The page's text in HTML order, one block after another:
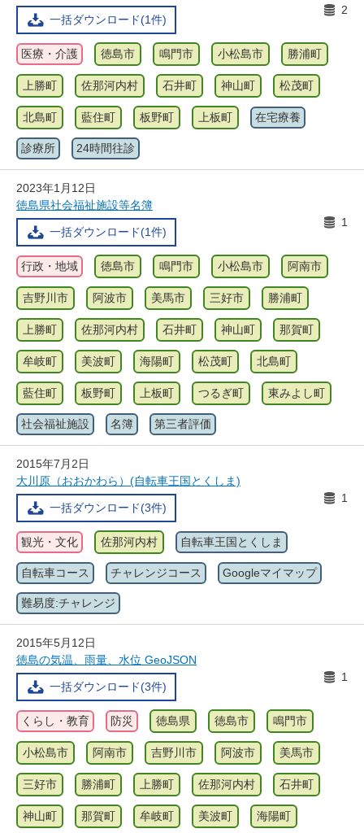
一括ダウンロード(1件)
2
医療・介護 徳島市 鳴門市 小松島市 勝浦町
上勝町 佐那河内村 石井町 神山町 松茂町
北島町 藍住町 板野町 上板町 在宅療養
診療所 24時間往診
2023年1月12日
徳島県社会福祉施設等名簿
一括ダウンロード(1件)
1
行政・地域 徳島市 鳴門市 小松島市 阿南市
吉野川市 阿波市 美馬市 三好市 勝浦町
上勝町 佐那河内村 石井町 神山町 那賀町
牟岐町 美波町 海陽町 松茂町 北島町
藍住町 板野町 上板町 つるぎ町 東みよし町
社会福祉施設 名簿 第三者評価
2015年7月2日
大川原（おおかわら）(自転車王国とくしま)
一括ダウンロード(3件)
1
観光・文化 佐那河内村 自転車王国とくしま
自転車コース チャレンジコース Googleマイマップ
難易度:チャレンジ
2015年5月12日
徳島の気温、雨量、水位 GeoJSON
一括ダウンロード(3件)
1
くらし・教育 防災 徳島県 徳島市 鳴門市
小松島市 阿南市 吉野川市 阿波市 美馬市
三好市 勝浦町 上勝町 佐那河内村 石井町
神山町 那賀町 牟岐町 美波町 海陽町